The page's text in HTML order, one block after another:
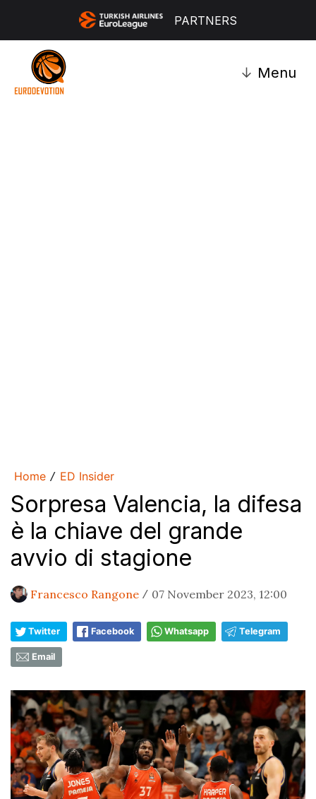
PARTNERS
↓ Menu
Home / ED Insider
Sorpresa Valencia, la difesa
è la chiave del grande
avvio di stagione
Francesco Rangone / 07 November 2023, 12:00
Twitter Facebook Whatsapp Telegram
Email